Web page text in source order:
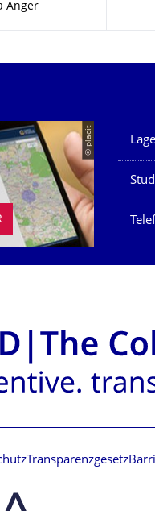
Anger
© placit
Transparenzgesetz